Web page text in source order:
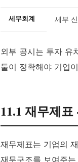
세무회계 세부
외부 공시는 투자 유
둘이 정확해야 기업
11.1 재무제
재무제표는 기업의
재무구조를 보여주는